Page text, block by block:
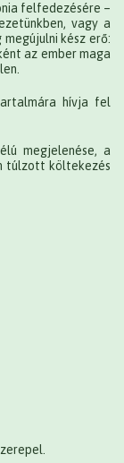
felfedezésére –
vagy a
kész erő:
az ember maga
hívja fel
megjelenése, a
túlzott költekezés